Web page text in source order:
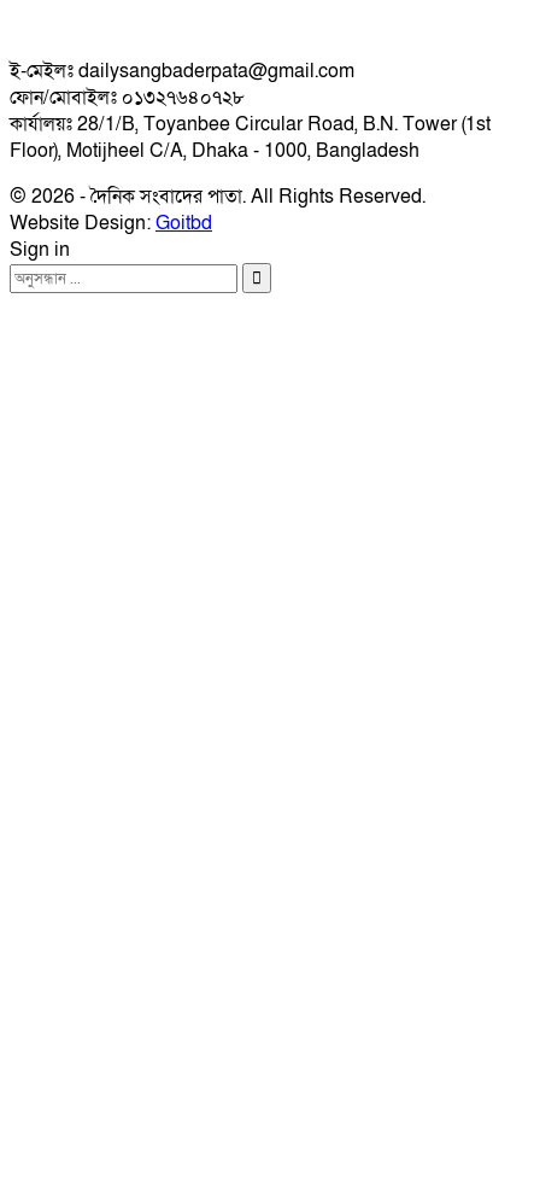
ই-মেইলঃ dailysangbaderpata@gmail.com
ফোন/মোবাইলঃ ০১৩২৭৬৪০৭২৮
কার্যালয়ঃ 28/1/B, Toyanbee Circular Road, B.N. Tower (1st
Floor), Motijheel C/A, Dhaka - 1000, Bangladesh
© 2026 - দৈনিক সংবাদের পাতা. All Rights Reserved.
Website Design:Goitbd
Sign in